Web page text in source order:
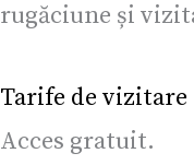
rugăciune și
Tarife de vizitare
Acces gratuit.